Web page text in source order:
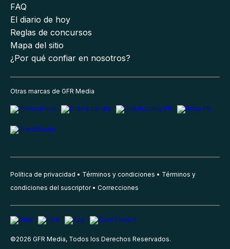
FAQ
El diario de hoy
Reglas de concursos
Mapa del sitio
¿Por qué confiar en nosotros?
Otras marcas de GFR Media
Política de privacidad Términos y condiciones
Términos y
condiciones del suscriptor
Correcciones
©2026 GFR Media, Todos los Derechos Reservados.